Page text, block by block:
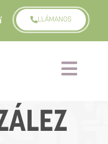
LLÁMANOS